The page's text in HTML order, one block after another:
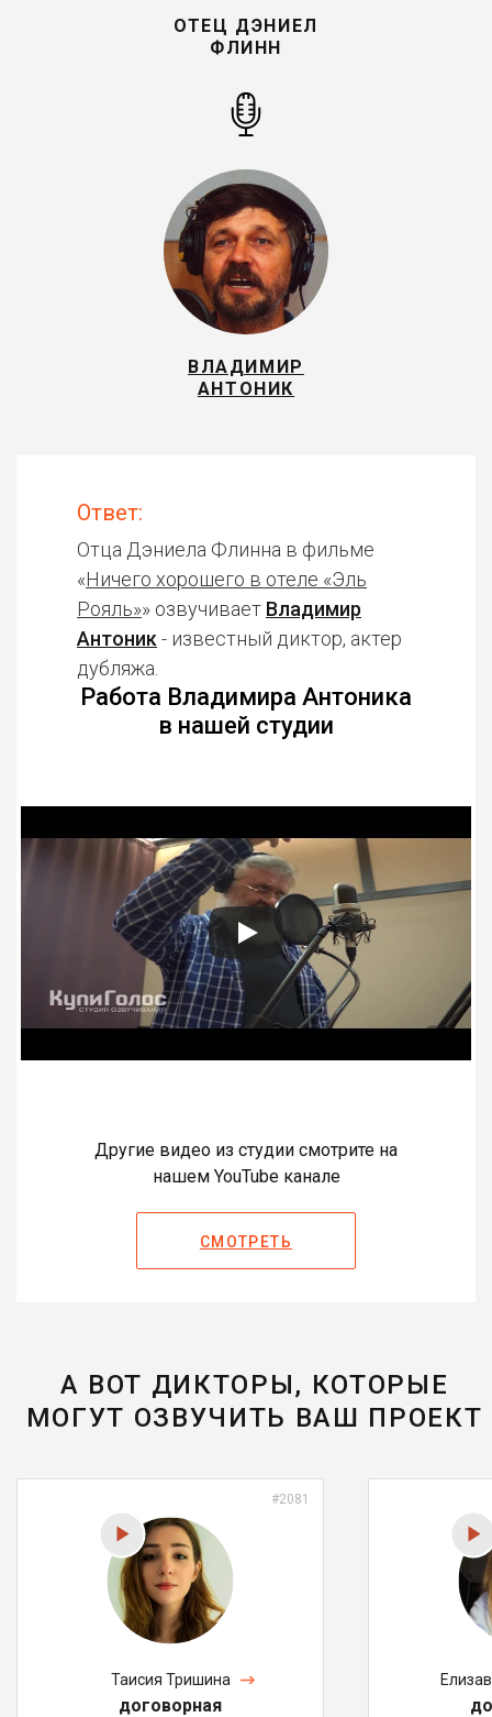
ОТЕЦ ДЭНИЕЛ
ФЛИНН
ВЛАДИМИР
АНТОНИК
Ответ:
Отца Дэниела Флинна в фильме
«Ничего хорошего в отеле «Эль
Рояль»» озвучивает Владимир
Антоник - известный диктор, актер
дубляжа.
Работа Владимира Антоника
в нашей студии
Другие видео из студии смотрите на
нашем YouTube канале
СМОТРЕТЬ
А ВОТ ДИКТОРЫ, КОТОРЫЕ
МОГУТ ОЗВУЧИТЬ ВАШ ПРОЕКТ
#2081
Таисия Тришина
договорная